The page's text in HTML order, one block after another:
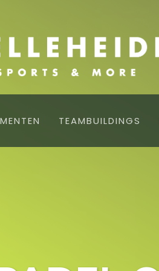
TEAMBUILDINGS